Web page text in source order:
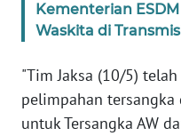
Kementerian
Waskita di
"Tim Jaksa (10/5)
pelimpahan tersangka
untuk Tersangka AW
TENTANG
KAMI
PEDOMAN
MEDIA
SIBER